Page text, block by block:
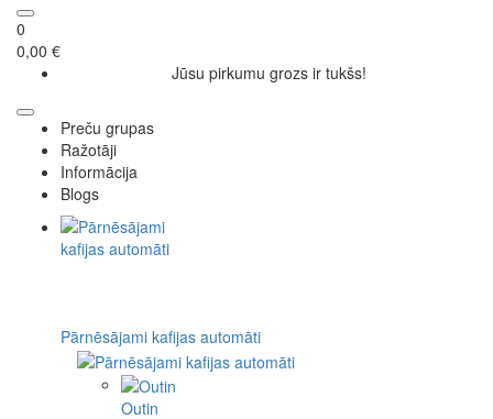
0
0,00 €
Jūsu pirkumu grozs ir tukšs!
Preču grupas
Ražotāji
Informācija
Blogs
Pārnēsājami kafijas automāti
Outin